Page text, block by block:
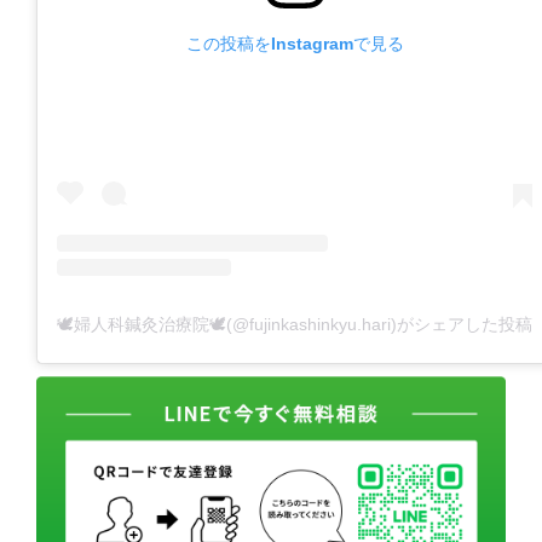
この投稿をInstagramで見る
🕊婦人科鍼灸治療院🕊(@fujinkashinkyu.hari)がシェアした投稿